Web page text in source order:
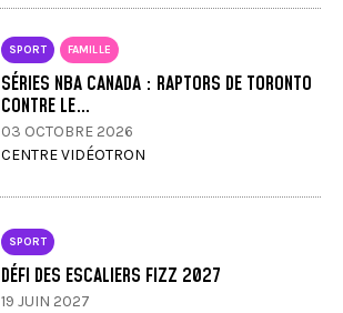
SPORT FAMILLE
SÉRIES NBA CANADA : RAPTORS DE TORONTO
CONTRE LE…
03 OCTOBRE 2026
CENTRE VIDÉOTRON
SPORT
DÉFI DES ESCALIERS FIZZ 2027
19 JUIN 2027